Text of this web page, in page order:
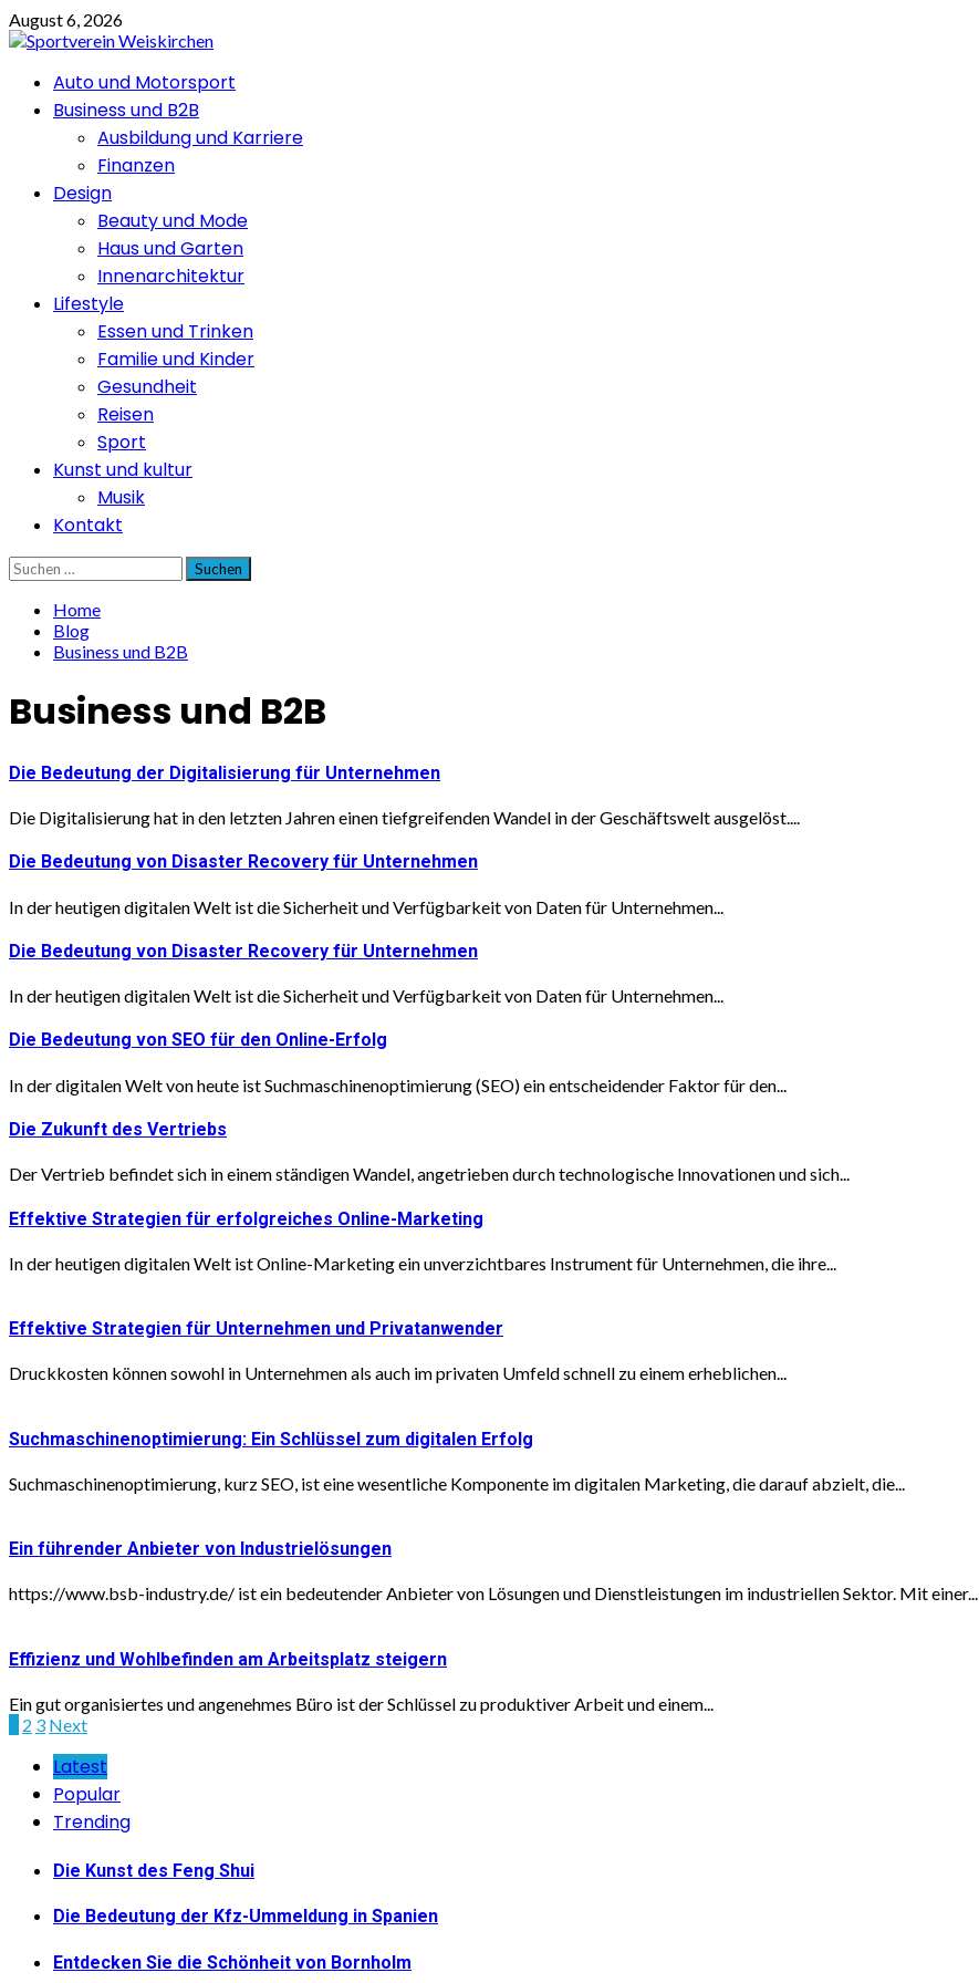
Skip
to
August 6, 2026
PrimaryAuto und Motorsport
Business und B2B
Ausbildung und Karriere
Finanzen
Design
Beauty und Mode
Haus und Garten
Innenarchitektur
Lifestyle
Essen und Trinken
Familie und Kinder
Gesundheit
Reisen
Sport
Kunst und kultur
Musik
Kontakt
Suchen
nach:
Home
Blog
Business und B2B
Business und B2B
Die Bedeutung der Digitalisierung für Unternehmen
Die Digitalisierung hat in den letzten Jahren einen tiefgreifenden Wandel in der Geschäftswelt ausgelöst....
Die Bedeutung von Disaster Recovery für Unternehmen
In der heutigen digitalen Welt ist die Sicherheit und Verfügbarkeit von Daten für Unternehmen...
Die Bedeutung von Disaster Recovery für Unternehmen
In der heutigen digitalen Welt ist die Sicherheit und Verfügbarkeit von Daten für Unternehmen...
Die Bedeutung von SEO für den Online-Erfolg
In der digitalen Welt von heute ist Suchmaschinenoptimierung (SEO) ein entscheidender Faktor für den...
Die Zukunft des Vertriebs
Der Vertrieb befindet sich in einem ständigen Wandel, angetrieben durch technologische Innovationen und sich...
Effektive Strategien für erfolgreiches Online-Marketing
In der heutigen digitalen Welt ist Online-Marketing ein unverzichtbares Instrument für Unternehmen, die ihre...
Effektive Strategien für Unternehmen und Privatanwender
Druckkosten können sowohl in Unternehmen als auch im privaten Umfeld schnell zu einem erheblichen...
Suchmaschinenoptimierung: Ein Schlüssel zum digitalen Erfolg
Suchmaschinenoptimierung, kurz SEO, ist eine wesentliche Komponente im digitalen Marketing, die darauf abzielt, die...
Ein führender Anbieter von Industrielösungen
https://www.bsb-industry.de/ ist ein bedeutender Anbieter von Lösungen und Dienstleistungen im industriellen Sektor. Mit einer...
Effizienz und Wohlbefinden am Arbeitsplatz steigern
Ein gut organisiertes und angenehmes Büro ist der Schlüssel zu produktiver Arbeit und einem...
Seitennummerierung
der
Beiträge
2 3 Next
Latest
Popular
Trending
Die Kunst des Feng Shui
Die Bedeutung der Kfz-Ummeldung in Spanien
Entdecken Sie die Schönheit von Bornholm